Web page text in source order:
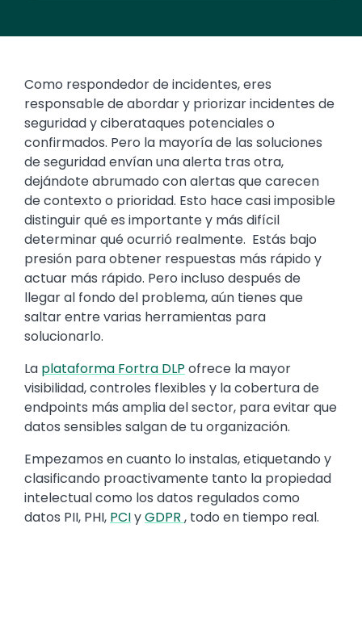
Como respondedor de incidentes, eres
responsable de abordar y priorizar incidentes de
seguridad y ciberataques potenciales o
confirmados. Pero la mayoría de las soluciones
de seguridad envían una alerta tras otra,
dejándote abrumado con alertas que carecen
de contexto o prioridad. Esto hace casi imposible
distinguir qué es importante y más difícil
determinar qué ocurrió realmente. Estás bajo
presión para obtener respuestas más rápido y
actuar más rápido. Pero incluso después de
llegar al fondo del problema, aún tienes que
saltar entre varias herramientas para
solucionarlo.
La plataforma Fortra DLP ofrece la mayor
visibilidad, controles flexibles y la cobertura de
endpoints más amplia del sector, para evitar que
datos sensibles salgan de tu organización.
Empezamos en cuanto lo instalas, etiquetando y
clasificando proactivamente tanto la propiedad
intelectual como los datos regulados como
datos PII, PHI, PCIyGDPR , todo en tiempo real.